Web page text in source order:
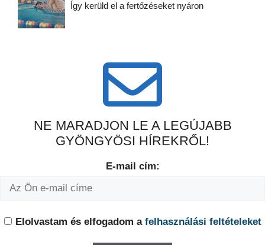
Így kerüld el a fertőzéseket nyáron
NE MARADJON LE A LEGÚJABB
GYÖNGYÖSI HÍREKRŐL!
E-mail cím:
Elolvastam és elfogadom a felhasználási feltételeket